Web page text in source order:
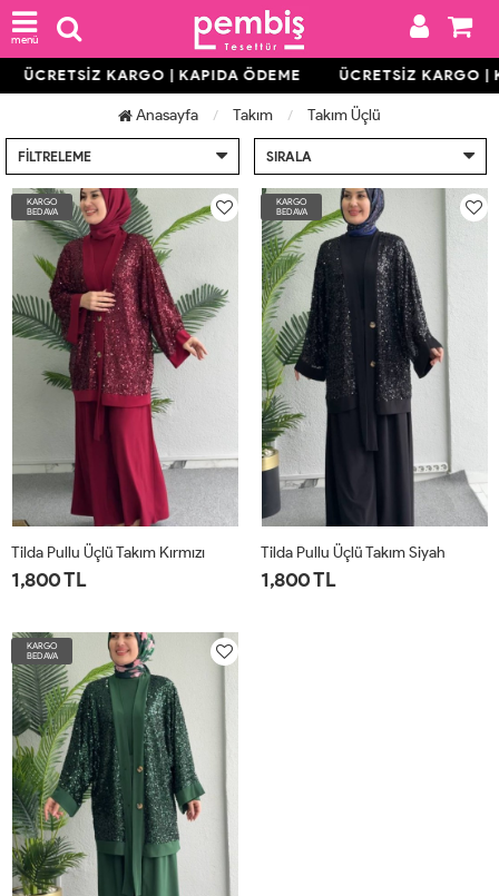
menü
ÜCRETSİZ KARGO | KAPIDA ÖDEME ÜCRETSİZ KARGO |
Anasayfa Takım Takım Üçlü
FILTRELEME SIRALA
KARGO
BEDAVA
Tilda Pullu Üçlü Takım Kırmızı
1,800 TL
KARGO
BEDAVA
Tilda Pullu Üçlü Takım Siyah
1,800 TL
KARGO
BEDAVA